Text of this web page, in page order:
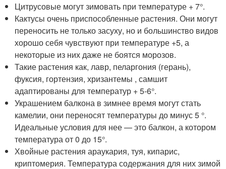
Цитрусовые могут зимовать при температуре + 7°.
Кактусы очень приспособленные растения. Они могут
переносить не только засуху, но и большинство видов
хорошо себя чувствуют при температуре +5, а
некоторые из них даже не боятся морозов.
Такие растения как, лавр, пеларгония (герань),
фуксия, гортензия, хризантемы , самшит
адаптированы для температур + 5-6°.
Украшением балкона в зимнее время могут стать
камелии, они переносят температуры до минус 5 °.
Идеальные условия для нее — это балкон, а котором
температура от 0 до 15°.
Хвойные растения араукария, туя, кипарис,
криптомерия. Температура содержания для них зимой